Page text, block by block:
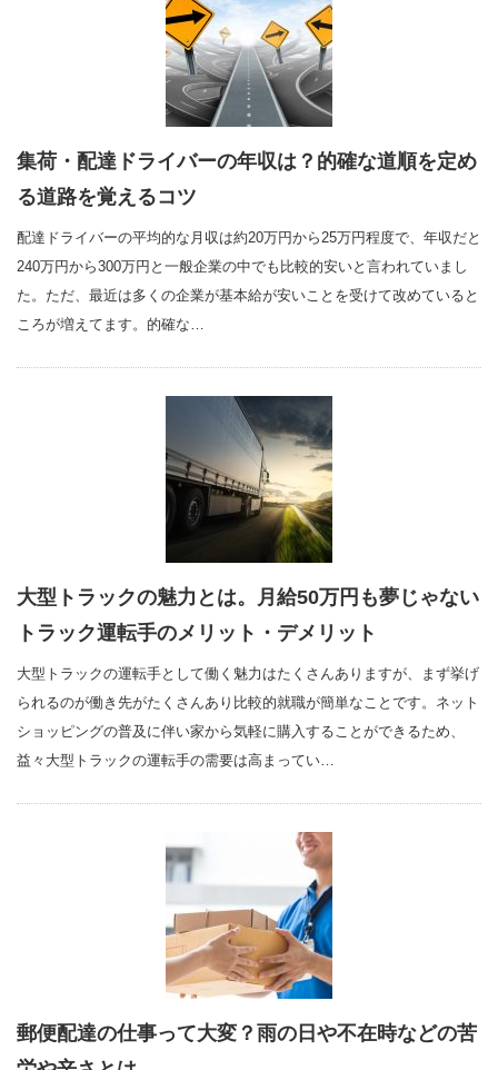
集荷・配達ドライバーの年収は？的確な道順を定め
る道路を覚えるコツ
配達ドライバーの平均的な月収は約20万円から25万円程度で、年収だと
240万円から300万円と一般企業の中でも比較的安いと言われていまし
た。ただ、最近は多くの企業が基本給が安いことを受けて改めていると
ころが増えてます。的確な…
大型トラックの魅力とは。月給50万円も夢じゃない
トラック運転手のメリット・デメリット
大型トラックの運転手として働く魅力はたくさんありますが、まず挙げ
られるのが働き先がたくさんあり比較的就職が簡単なことです。ネット
ショッピングの普及に伴い家から気軽に購入することができるため、
益々大型トラックの運転手の需要は高まってい…
郵便配達の仕事って大変？雨の日や不在時などの苦